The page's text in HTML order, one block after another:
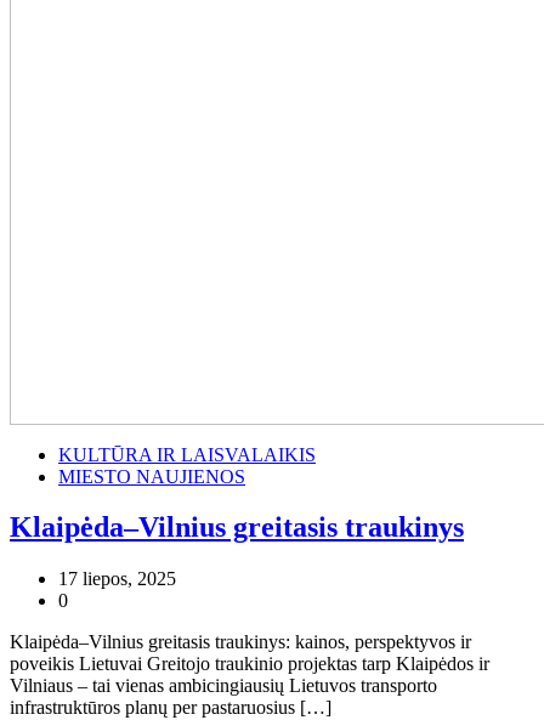
KULTŪRA IR LAISVALAIKIS
MIESTO NAUJIENOS
Klaipėda–Vilnius greitasis traukinys
17 liepos, 2025
0
Klaipėda–Vilnius greitasis traukinys: kainos, perspektyvos ir
poveikis Lietuvai Greitojo traukinio projektas tarp Klaipėdos ir
Vilniaus – tai vienas ambicingiausių Lietuvos transporto
infrastruktūros planų per pastaruosius […]